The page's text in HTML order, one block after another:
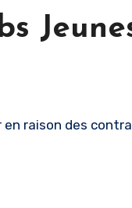
en raison des